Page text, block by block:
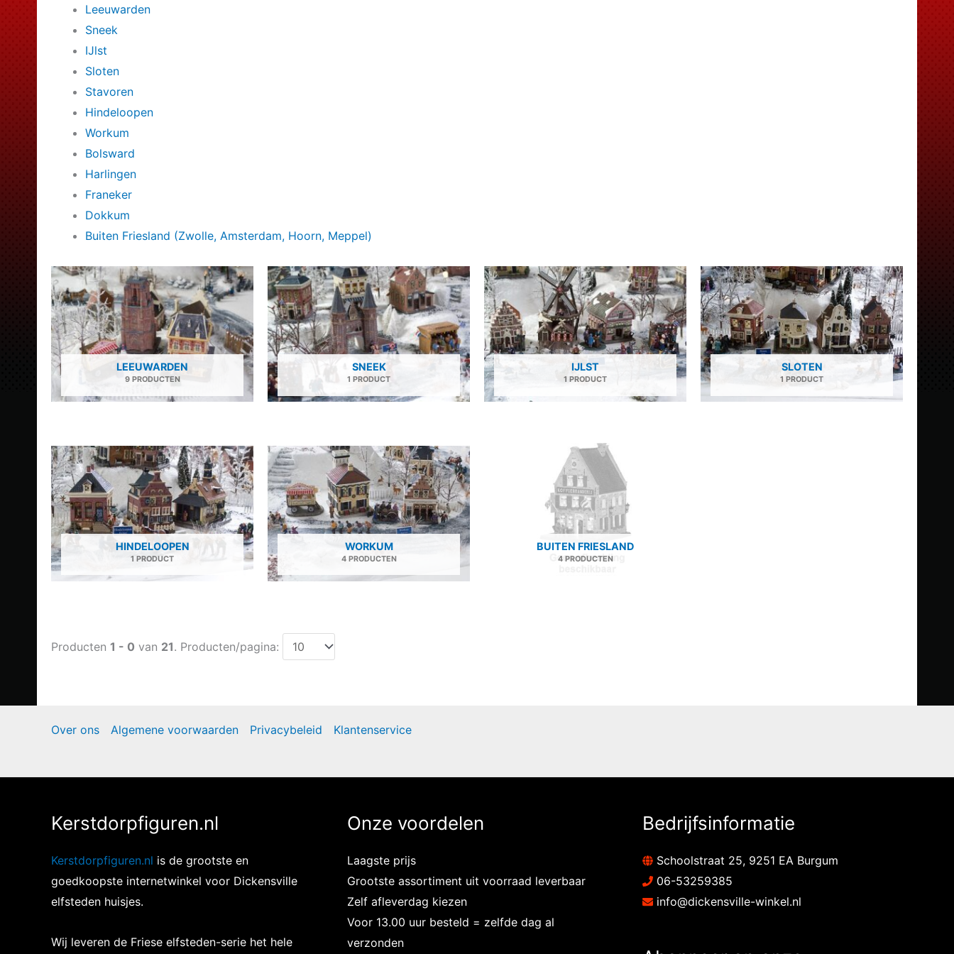
Leeuwarden
Sneek
IJlst
Sloten
Stavoren
Hindeloopen
Workum
Bolsward
Harlingen
Franeker
Dokkum
Buiten Friesland (Zwolle, Amsterdam, Hoorn, Meppel)
LEEUWARDEN
9 PRODUCTEN
SNEEK
1 PRODUCT
IJLST
1 PRODUCT
SLOTEN
1 PRODUCT
HINDELOOPEN
1 PRODUCT
WORKUM
4 PRODUCTEN
BUITEN FRIESLAND
4 PRODUCTEN
Producten 1 - 0 van 21. Producten/pagina:
Over ons Algemene voorwaarden Privacybeleid Klantenservice
Kerstdorpfiguren.nl
Kerstdorpfiguren.nl is de grootste en
goedkoopste internetwinkel voor Dickensville
elfsteden huisjes.
Wij leveren de Friese elfsteden-serie het hele
Onze voordelen
Laagste prijs
Grootste assortiment uit voorraad leverbaar
Zelf afleverdag kiezen
Voor 13.00 uur besteld = zelfde dag al
verzonden
Bedrijfsinformatie
Schoolstraat 25, 9251 EA Burgum
06-53259385
info@dickensville-winkel.nl